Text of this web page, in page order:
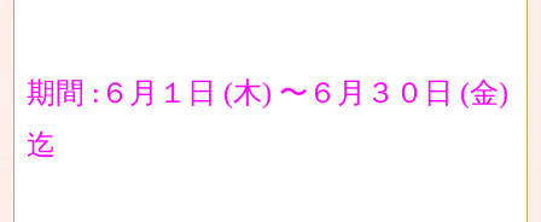
期間 :６月１日 (木) 〜６月３０日 (金)
迄